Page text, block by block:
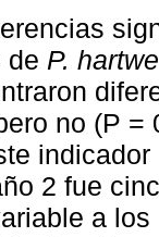
de P.
no (P
2 fue
a